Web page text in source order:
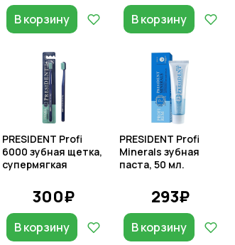
В корзину В корзину
PRESIDENT Profi
6000 зубная щетка,
супермягкая
300₽
В корзину
PRESIDENT Profi
Minerals зубная
паста, 50 мл.
293₽
В корзину